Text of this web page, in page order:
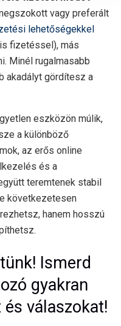
vagy preferált
lehetőségekkel
fizetéssel), más
Minél rugalmasabb
akadályt gördítesz a
eszközön múlik,
a különböző
az erős online
és a
teremtenek stabil
következetesen
hanem hosszú
Ismerd
gyakran
válaszokat!